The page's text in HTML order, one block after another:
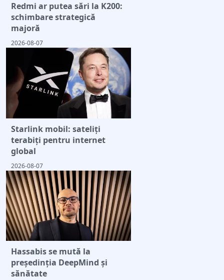
Redmi ar putea sări la K200:
schimbare strategică
majoră
2026-08-07
Starlink mobil: sateliți
terabiți pentru internet
global
2026-08-07
Hassabis se mută la
președinția DeepMind și
sănătate